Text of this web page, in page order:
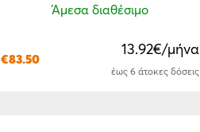
Άμεσα διαθέσιμο
€83.50
13.92€/μήνα
έως 6 άτοκες δόσεις